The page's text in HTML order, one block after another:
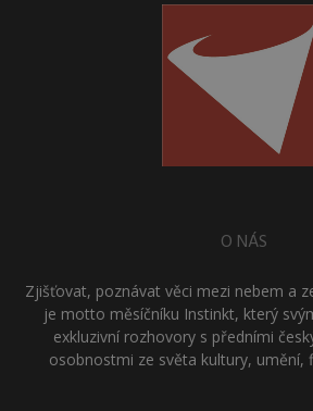
O NÁS
Zjišťovat, poznávat věci mezi nebem a
je motto měsíčníku Instinkt, který
exkluzivní rozhovory s předními
osobnostmi ze světa kultury, umění,